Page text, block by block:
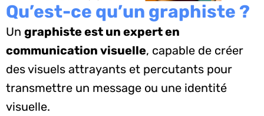
Qu’est-ce qu’un graphiste ?
Un graphiste est un expert en
communication visuelle, capable de créer
des visuels attrayants et percutants pour
transmettre un message ou une identité
visuelle.